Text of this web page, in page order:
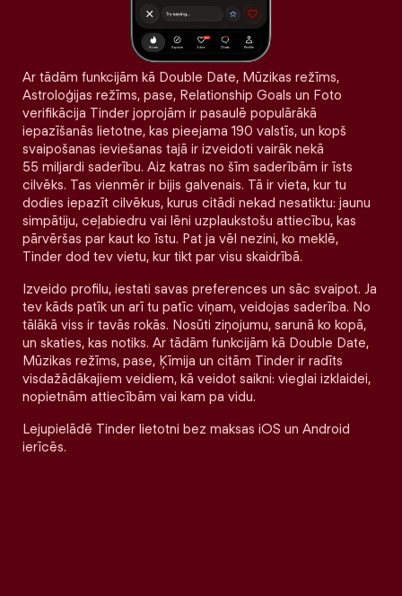
Ar tādām funkcijām kā Double Date, Mūzikas režīms,
Astroloģijas režīms, pase, Relationship Goals un Foto
verifikācija Tinder joprojām ir pasaulē populārākā
iepazīšanās lietotne, kas pieejama 190 valstīs, un kopš
svaipošanas ieviešanas tajā ir izveidoti vairāk nekā
55 miljardi saderību. Aiz katras no šīm saderībām ir īsts
cilvēks. Tas vienmēr ir bijis galvenais. Tā ir vieta, kur tu
dodies iepazīt cilvēkus, kurus citādi nekad nesatiktu: jaunu
simpātiju, ceļabiedru vai lēni uzplaukstošu attiecību, kas
pārvēršas par kaut ko īstu. Pat ja vēl nezini, ko meklē,
Tinder dod tev vietu, kur tikt par visu skaidrībā.
Izveido profilu, iestati savas preferences un sāc svaipot. Ja
tev kāds patīk un arī tu patīc viņam, veidojas saderība. No
tālākā viss ir tavās rokās. Nosūti ziņojumu, sarunā ko kopā,
un skaties, kas notiks. Ar tādām funkcijām kā Double Date,
Mūzikas režīms, pase, Ķīmija un citām Tinder ir radīts
visdažādākajiem veidiem, kā veidot saikni: vieglai izklaidei,
nopietnām attiecībām vai kam pa vidu.
Lejupielādē Tinder lietotni bez maksas iOS un Android
ierīcēs.